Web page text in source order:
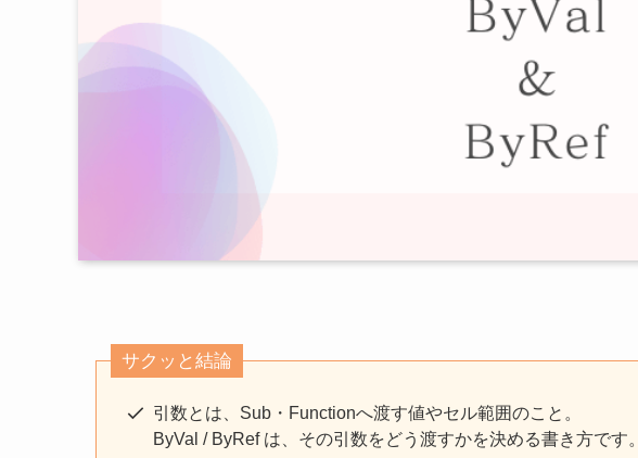
サクッと結論
引数とは、Sub・Functionへ渡す値やセル範囲のこと。
ByVal / ByRef は、その引数をどう渡すかを決める書き方です。